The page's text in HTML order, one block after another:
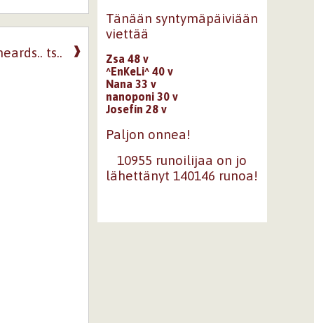
❱
ts..
Tänään syntymäpäiviään
viettää
Zsa 48 v
^EnKeLi^ 40 v
Nana 33 v
nanoponi 30 v
Josefín 28 v
Paljon onnea!
10955 runoilijaa on jo
lähettänyt 140146 runoa!